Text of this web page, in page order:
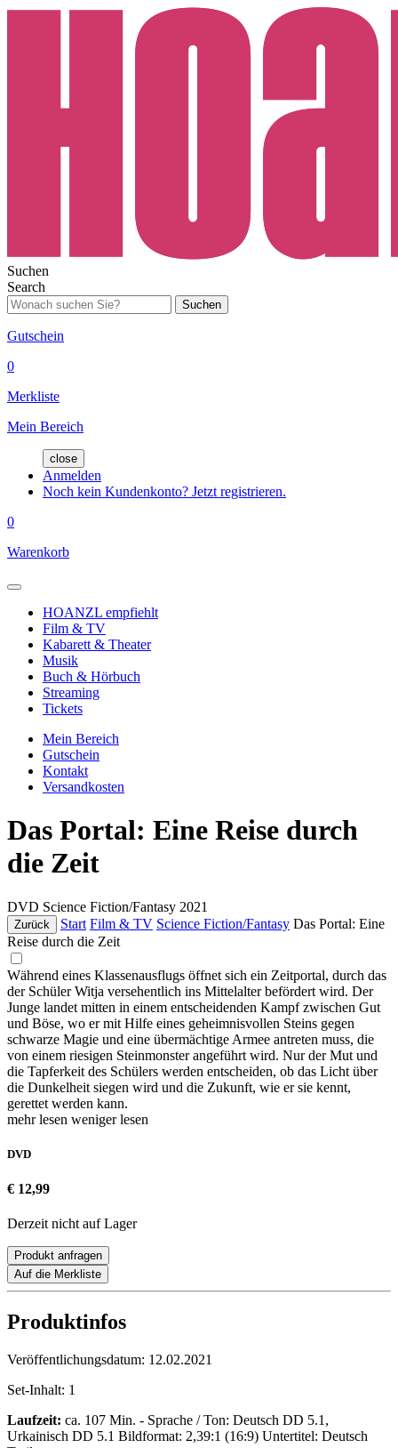
Suchen
Search
Suchen
Gutschein
0
Merkliste
Mein Bereich
close
Anmelden
Noch kein Kundenkonto? Jetzt registrieren.
0
Warenkorb
HOANZL empfiehlt
Film & TV
Kabarett & Theater
Musik
Buch & Hörbuch
Streaming
Tickets
Mein Bereich
Gutschein
Kontakt
Versandkosten
Das Portal: Eine Reise durch
die Zeit
DVD Science Fiction/Fantasy 2021
Zurück Start Film & TV Science Fiction/Fantasy Das Portal: Eine
Reise durch die Zeit
Während eines Klassenausflugs öffnet sich ein Zeitportal, durch das
der Schüler Witja versehentlich ins Mittelalter befördert wird. Der
Junge landet mitten in einem entscheidenden Kampf zwischen Gut
und Böse, wo er mit Hilfe eines geheimnisvollen Steins gegen
schwarze Magie und eine übermächtige Armee antreten muss, die
von einem riesigen Steinmonster angeführt wird. Nur der Mut und
die Tapferkeit des Schülers werden entscheiden, ob das Licht über
die Dunkelheit siegen wird und die Zukunft, wie er sie kennt,
gerettet werden kann.
mehr lesen weniger lesen
DVD
€ 12,99
Derzeit nicht auf Lager
Produkt anfragen
Auf die Merkliste
Produktinfos
Veröffentlichungsdatum: 12.02.2021
Set-Inhalt: 1
Laufzeit: ca. 107 Min. - Sprache / Ton: Deutsch DD 5.1,
Urkainisch DD 5.1 Bildformat: 2,39:1 (16:9) Untertitel: Deutsch